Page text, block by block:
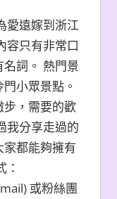
愛遠嫁到浙江
容只有非常口
詞。 熱門景
小眾景點。
，需要的歡
我分享走過的
都能夠擁有
或粉絲團